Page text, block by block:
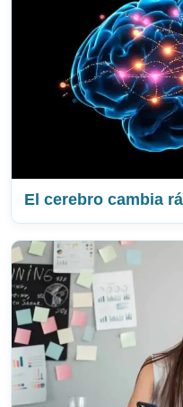
El cerebro cambia